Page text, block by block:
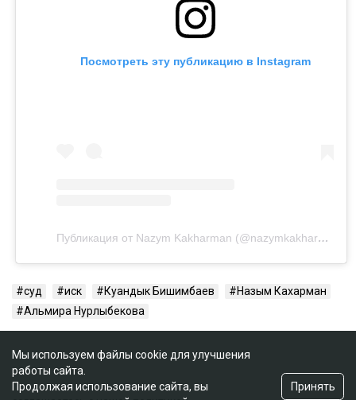
Посмотреть эту публикацию в Instagram
Публикация от Nazym Kakharman (@nazymkakharman)
суд иск Куандык Бишимбаев
Назым Кахарман
Альмира Нурлыбекова
Мы используем файлы cookie для улучшения
работы сайта.
Продолжая использование сайта, вы
Принять